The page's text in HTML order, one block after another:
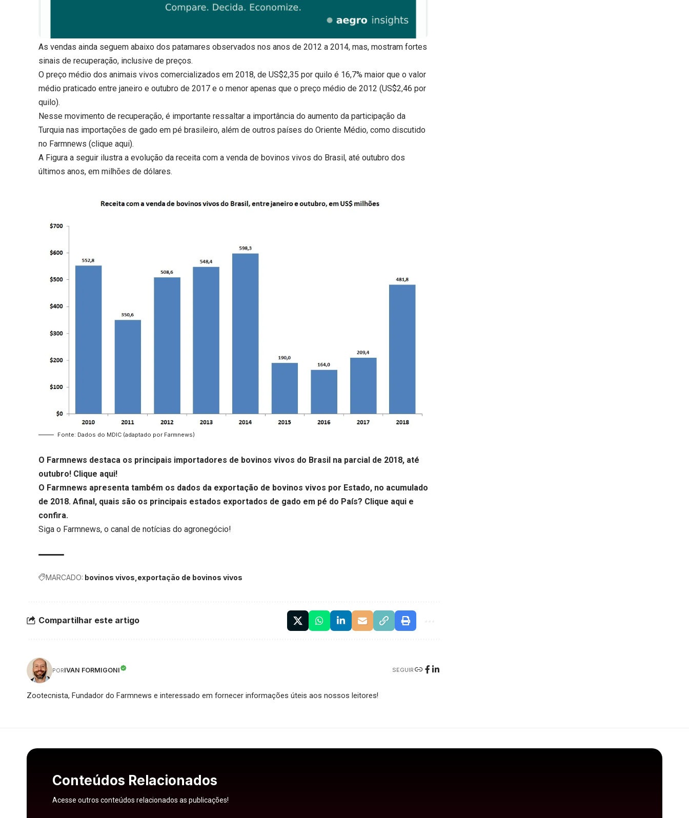
As vendas ainda seguem abaixo dos patamares observados nos anos de 2012 a 2014, mas, mostram fortes
sinais de recuperação, inclusive de preços.
O preço médio dos animais vivos comercializados em 2018, de US$2,35 por quilo é 16,7% maior que o valor
médio praticado entre janeiro e outubro de 2017 e o menor apenas que o preço médio de 2012 (US$2,46 por
quilo).
Nesse movimento de recuperação, é importante ressaltar a importância do aumento da participação da
Turquia nas importações de gado em pé brasileiro, além de outros países do Oriente Médio, como discutido
no Farmnews (clique aqui).
A Figura a seguir ilustra a evolução da receita com a venda de bovinos vivos do Brasil, até outubro dos
últimos anos, em milhões de dólares.
Fonte: Dados do MDIC (adaptado por Farmnews)
O Farmnews destaca os principais importadores de bovinos vivos do Brasil na parcial de 2018, até
outubro! Clique aqui!
O Farmnews apresenta também os dados da exportação de bovinos vivos por Estado, no acumulado
de 2018. Afinal, quais são os principais estados exportados de gado em pé do País? Clique aqui e
confira.
Siga o Farmnews, o canal de notícias do agronegócio!
MARCADO: bovinos vivos exportação de bovinos vivos
Compartilhar este artigo
PORIVAN FORMIGONI SEGUIR
Zootecnista, Fundador do Farmnews e interessado em fornecer informações úteis aos nossos leitores!
Conteúdos Relacionados
Acesse outros conteúdos relacionados as publicações!